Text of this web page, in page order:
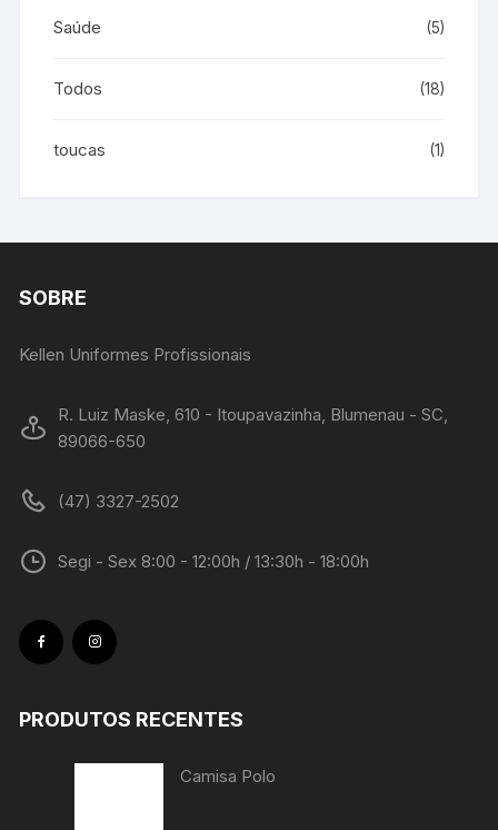
Saúde (5)
Todos (18)
toucas (1)
SOBRE
Kellen Uniformes Profissionais
R. Luiz Maske, 610 - Itoupavazinha, Blumenau - SC,
89066-650
(47) 3327-2502
Segi - Sex 8:00 - 12:00h / 13:30h - 18:00h
PRODUTOS RECENTES
Camisa Polo